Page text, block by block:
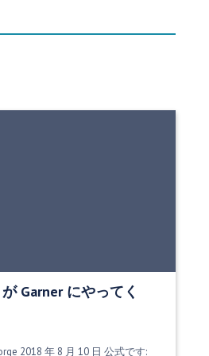
Garner にやってく
2018 年 8 月 10 日 公式です: